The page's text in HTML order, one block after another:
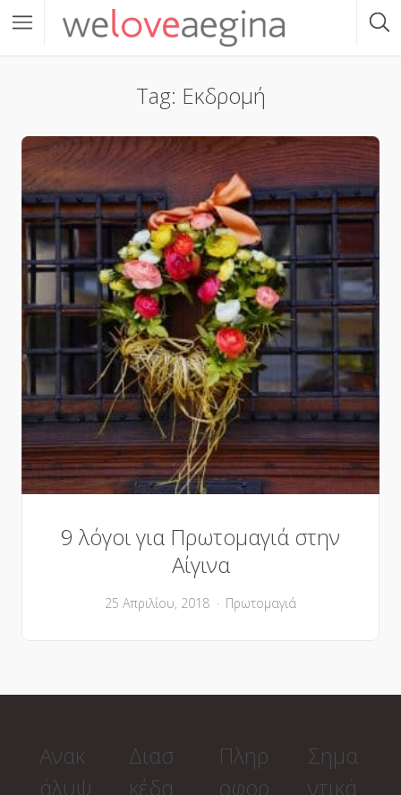
Tag: Εκδρομή
9 λόγοι για Πρωτομαγιά στην
Αίγινα
25 Απριλίου, 2018 Πρωτομαγιά
Ανακ
άλυψ
Διασ
κέδα
Πληρ
οφορ
Σημα
ντικά